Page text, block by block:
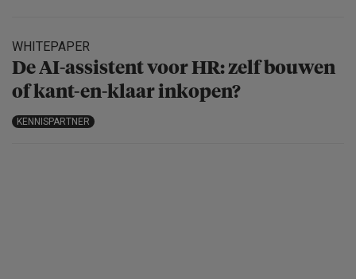
WHITEPAPER
De AI-assistent voor HR: zelf bouwen
of kant-en-klaar inkopen?
KENNISPARTNER